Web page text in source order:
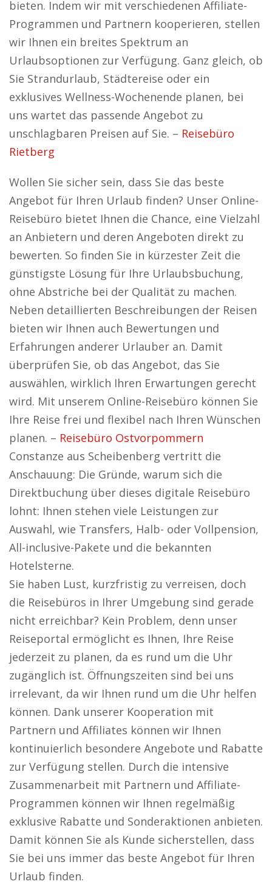
bieten. Indem wir mit verschiedenen Affiliate-
Programmen und Partnern kooperieren, stellen
wir Ihnen ein breites Spektrum an
Urlaubsoptionen zur Verfügung. Ganz gleich, ob
Sie Strandurlaub, Städtereise oder ein
exklusives Wellness-Wochenende planen, bei
uns wartet das passende Angebot zu
unschlagbaren Preisen auf Sie. – Reisebüro
Rietberg
Wollen Sie sicher sein, dass Sie das beste
Angebot für Ihren Urlaub finden? Unser Online-
Reisebüro bietet Ihnen die Chance, eine Vielzahl
an Anbietern und deren Angeboten direkt zu
bewerten. So finden Sie in kürzester Zeit die
günstigste Lösung für Ihre Urlaubsbuchung,
ohne Abstriche bei der Qualität zu machen.
Neben detaillierten Beschreibungen der Reisen
bieten wir Ihnen auch Bewertungen und
Erfahrungen anderer Urlauber an. Damit
überprüfen Sie, ob das Angebot, das Sie
auswählen, wirklich Ihren Erwartungen gerecht
wird. Mit unserem Online-Reisebüro können Sie
Ihre Reise frei und flexibel nach Ihren Wünschen
planen. – Reisebüro Ostvorpommern
Constanze aus Scheibenberg vertritt die
Anschauung: Die Gründe, warum sich die
Direktbuchung über dieses digitale Reisebüro
lohnt: Ihnen stehen viele Leistungen zur
Auswahl, wie Transfers, Halb- oder Vollpension,
All-inclusive-Pakete und die bekannten
Hotelsterne.
Sie haben Lust, kurzfristig zu verreisen, doch
die Reisebüros in Ihrer Umgebung sind gerade
nicht erreichbar? Kein Problem, denn unser
Reiseportal ermöglicht es Ihnen, Ihre Reise
jederzeit zu planen, da es rund um die Uhr
zugänglich ist. Öffnungszeiten sind bei uns
irrelevant, da wir Ihnen rund um die Uhr helfen
können. Dank unserer Kooperation mit
Partnern und Affiliates können wir Ihnen
kontinuierlich besondere Angebote und Rabatte
zur Verfügung stellen. Durch die intensive
Zusammenarbeit mit Partnern und Affiliate-
Programmen können wir Ihnen regelmäßig
exklusive Rabatte und Sonderaktionen anbieten.
Damit können Sie als Kunde sicherstellen, dass
Sie bei uns immer das beste Angebot für Ihren
Urlaub finden.